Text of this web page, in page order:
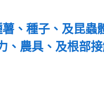
、種子、及昆蟲
、農具、及根部